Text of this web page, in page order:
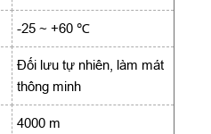
-25 ~ +60 ℃
Đối lưu tự nhiên, làm mát
thông minh
4000 m